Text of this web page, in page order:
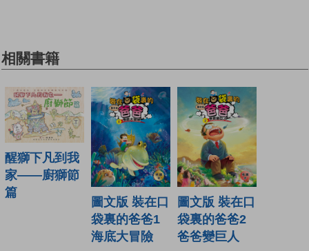
相關書籍
醒獅下凡到我
家——廚獅節
篇
圖文版 裝在口
袋裏的爸爸1
海底大冒險
圖文版 裝在口
袋裏的爸爸2
爸爸變巨人